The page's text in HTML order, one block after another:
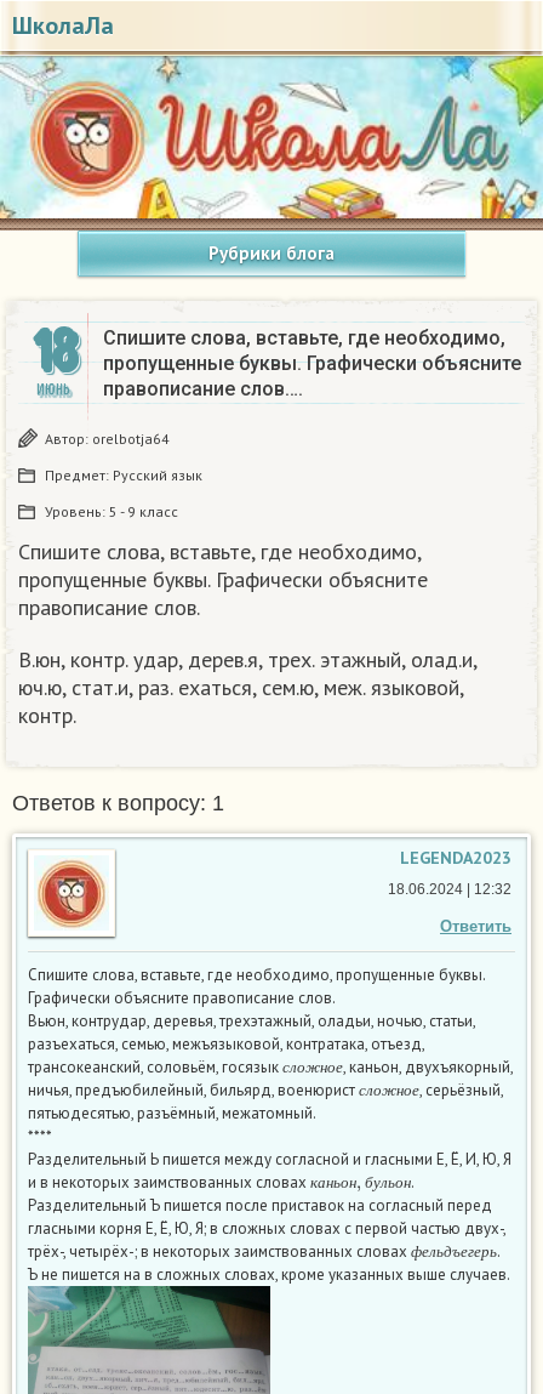
ШколаЛа
Рубрики блога
18
ИЮНЬ
Спишите слова, вставьте, где необходимо,
пропущенные буквы. Графически объясните
правописание слов….
Автор: orelbotja64
Предмет: Русский язык
Уровень: 5 - 9 класс
Спишите слова, вставьте, где необходимо,
пропущенные буквы. Графически объясните
правописание слов.
В.юн, контр. удар, дерев.я, трех. этажный, олад.и,
юч.ю, стат.и, раз. ехаться, сем.ю, меж. языковой,
контр.
Ответов к вопросу: 1
LEGENDA2023
Ответить
18.06.2024 | 12:32
Спишите слова, вставьте, где необходимо, пропущенные буквы.
Графически объясните правописание слов.
Вьюн, контрудар, деревья, трехэтажный, оладьи, ночью, статьи,
разъехаться, семью, межъязыковой, контратака, отъезд,
трансокеанский, соловьём, госязык
сложное
, каньон, двухъякорный,
ничья, предъюбилейный, бильярд, военюрист
сложн ое
, серьёзный,
пятьюдесятью, разъёмный, межатомный.
****
Разделительный Ь пишется между согласной и гласными Е, Ё, И, Ю, Я
и в некоторых заимствованных словах
каньон ,бульон
.
Разделительный Ъ пишется после приставок на согласный перед
гласными корня Е, Ё, Ю, Я; в сложных словах с первой частью двух-,
трёх-, четырёх-; в некоторых заимствованных словах
фельд ъеге р
.
Ъ не пишется на в сложных словах, кроме указанных выше случаев.